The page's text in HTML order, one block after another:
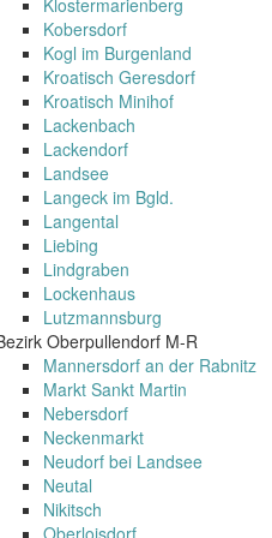
Klostermarienberg
Kobersdorf
Kogl im Burgenland
Kroatisch Geresdorf
Kroatisch Minihof
Lackenbach
Lackendorf
Landsee
Langeck im Bgld.
Langental
Liebing
Lindgraben
Lockenhaus
Lutzmannsburg
Oberpullendorf M-R
Mannersdorf an der Rabnitz
Markt Sankt Martin
Nebersdorf
Neckenmarkt
Neudorf bei Landsee
Neutal
Nikitsch